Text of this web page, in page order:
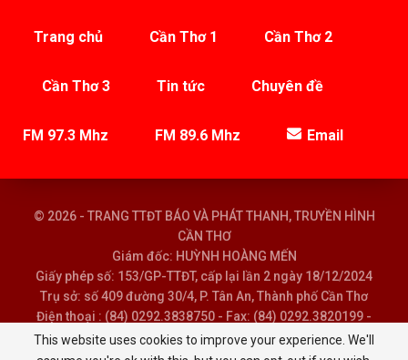
Trang chủ Cần Thơ 1 Cần Thơ 2
Cần Thơ 3 Tin tức Chuyên đề
FM 97.3 Mhz FM 89.6 Mhz Email
© 2026 - TRANG TTĐT BÁO VÀ PHÁT THANH, TRUYỀN HÌNH
CẦN THƠ
Giám đốc: HUỲNH HOÀNG MẾN
Giấy phép số: 153/GP-TTĐT, cấp lại lần 2 ngày 18/12/2024
Trụ sở: số 409 đường 30/4, P. Tân An, Thành phố Cần Thơ
Điện thoại : (84) 0292.3838750 - Fax: (84) 0292.3820199 -
Email : baoptth@cantho.gov.vn
This website uses cookies to improve your experience. We'll